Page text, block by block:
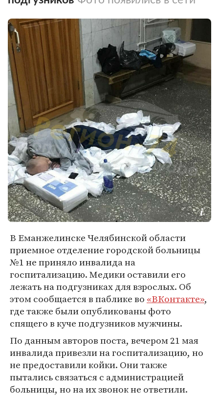
В Еманжелинске Челябинской области
приемное отделение городской больницы
№1 не приняло инвалида на
госпитализацию. Медики оставили его
лежать на подгузниках для взрослых. Об
этом сообщается в паблике во «ВКонтакте»,
где также были опубликованы фото
спящего в куче подгузников мужчины.
По данным авторов поста, вечером 21 мая
инвалида привезли на госпитализацию, но
не предоставили койки. Они также
пытались связаться с администрацией
больницы, но на их звонок не ответили.